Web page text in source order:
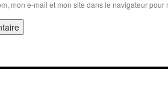
mon e-mail et mon site dans le navigateur